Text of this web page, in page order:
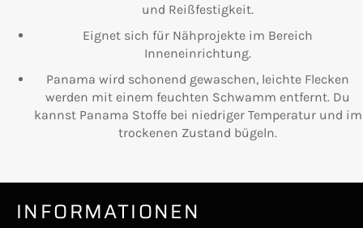
und Reißfestigkeit.
Eignet sich für Nähprojekte im Bereich
Inneneinrichtung.
Panama wird schonend gewaschen, leichte Flecken
werden mit einem feuchten Schwamm entfernt. Du
kannst Panama Stoffe bei niedriger Temperatur und im
trockenen Zustand bügeln.
INFORMATIONEN